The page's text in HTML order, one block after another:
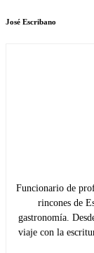
José Escribano
Funcionario de
rincones de
gastronomía.
viaje con la